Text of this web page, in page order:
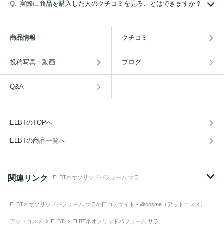
実際に商品を購入した人のクチコミを見ることはできますか？
商品情報 クチコミ
投稿写真・動画 ブログ
Q&A
ELBTのTOPへ
ELBTの商品一覧へ
関連リンク ELBTネオソリッドパフューム サラ
ELBTネオソリッドパフューム サラの口コミサイト - @cosme（アットコスメ）
アットコスメ ELBT ELBTネオソリッドパフューム サラ